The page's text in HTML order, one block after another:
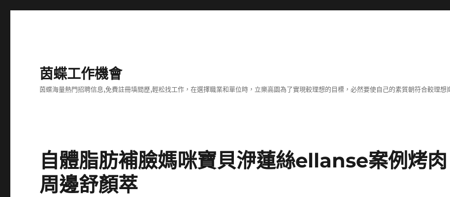
茵蝶工作機會
茵蝶海量熱門招聘信息,免費註冊填間歷,輕松找工作，在選擇職業和單位時，立樂高園為了實現較理想的目標，必然要使自己的素質朝符合較理想
自體脂肪補臉媽咪寶貝洢蓮絲ellanse案例烤肉
周邊舒顏萃